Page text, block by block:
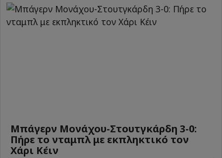
Μπάγερν Μονάχου-Στουτγκάρδη 3-0:
Πήρε το νταμπλ με εκπληκτικό τον
Χάρι Κέιν